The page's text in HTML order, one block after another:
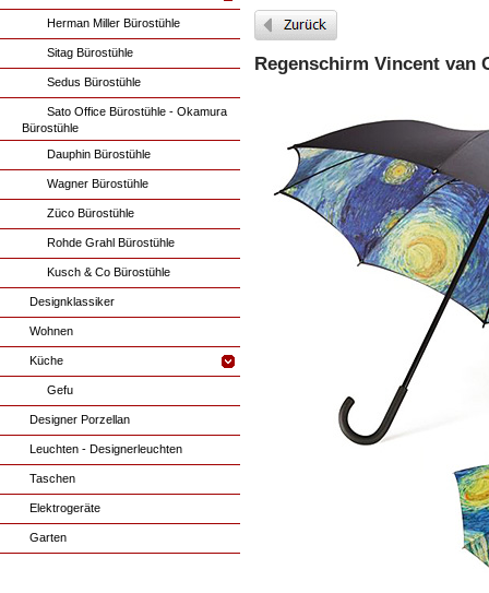
Herman Miller Bürostühle
Sitag Bürostühle
Sedus Bürostühle
Sato Office Bürostühle - Okamura
Bürostühle
Dauphin Bürostühle
Wagner Bürostühle
Züco Bürostühle
Rohde Grahl Bürostühle
Kusch & Co Bürostühle
Designklassiker
Wohnen
Küche
Gefu
Designer Porzellan
Leuchten - Designerleuchten
Taschen
Elektrogeräte
Garten
Regenschirm Vincent van